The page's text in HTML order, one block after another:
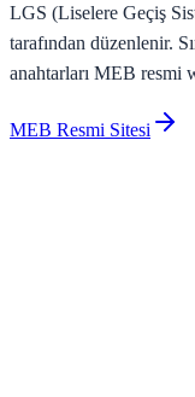
LGS (Liselere Geçiş
tarafından düzenlenir.
anahtarları MEB resmi
MEB Resmi Sitesi